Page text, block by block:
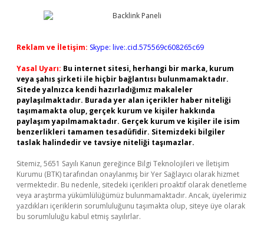
Reklam ve İletişim: Skype: live:.cid.575569c608265c69
Yasal Uyarı: Bu internet sitesi, herhangi bir marka, kurum
veya şahıs şirketi ile hiçbir bağlantısı bulunmamaktadır.
Sitede yalnızca kendi hazırladığımız makaleler
paylaşılmaktadır. Burada yer alan içerikler haber niteliği
taşımamakta olup, gerçek kurum ve kişiler hakkında
paylaşım yapılmamaktadır. Gerçek kurum ve kişiler ile isim
benzerlikleri tamamen tesadüfidir. Sitemizdeki bilgiler
taslak halindedir ve tavsiye niteliği taşımazlar.
Sitemiz, 5651 Sayılı Kanun gereğince Bilgi Teknolojileri ve İletişim
Kurumu (BTK) tarafından onaylanmış bir Yer Sağlayıcı olarak hizmet
vermektedir. Bu nedenle, sitedeki içerikleri proaktif olarak denetleme
veya araştırma yükümlülüğümüz bulunmamaktadır. Ancak, üyelerimiz
yazdıkları içeriklerin sorumluluğunu taşımakta olup, siteye üye olarak
bu sorumluluğu kabul etmiş sayılırlar.